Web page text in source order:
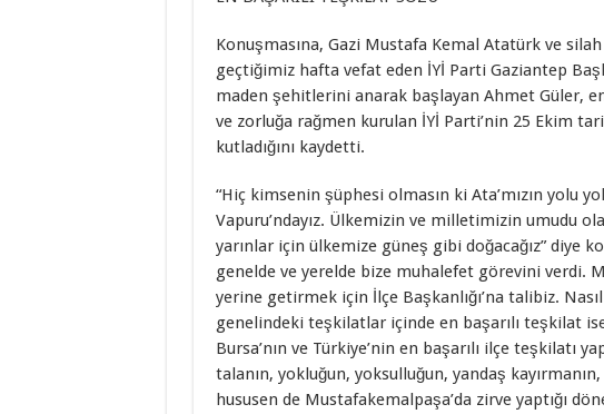
Konuşmasına, Gazi Mustafa Kemal Atatürk ve
geçtiğimiz hafta vefat eden İYİ Parti Gaziantep
maden şehitlerini anarak başlayan Ahmet Güler,
ve zorluğa rağmen kurulan İYİ Parti’nin 25 Ekim
kutladığını kaydetti.
“Hiç kimsenin şüphesi olmasın ki Ata’mızın yolu
Vapuru’ndayız. Ülkemizin ve milletimizin umudu
yarınlar için ülkemize güneş gibi doğacağız” diye
genelde ve yerelde bize muhalefet görevini verdi.
yerine getirmek için İlçe Başkanlığı’na talibiz.
genelindeki teşkilatlar içinde en başarılı teşkilat
Bursa’nın ve Türkiye’nin en başarılı ilçe teşkilatı
talanın, yokluğun, yoksulluğun, yandaş
hususen de Mustafakemalpaşa’da zirve yaptığı